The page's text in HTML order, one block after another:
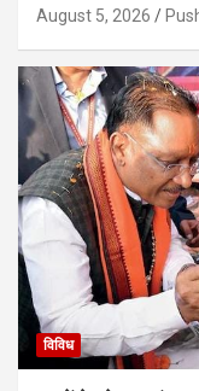
August 5, 2026
विविध